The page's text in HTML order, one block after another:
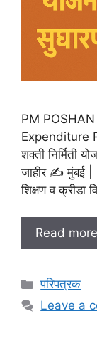
PM
Expenditure
शक्ती निर्मिती
जाहीर ✍️ मुंबई |
शिक्षण व क्रीडा
Read more
C
a
परिपत्रक
Leave a